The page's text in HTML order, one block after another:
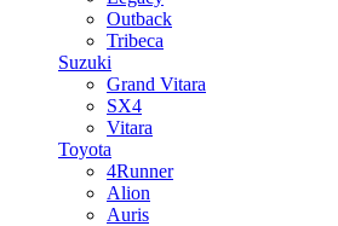
Outback
Tribeca
Suzuki
Grand Vitara
SX4
Vitara
Toyota
4Runner
Alion
Auris